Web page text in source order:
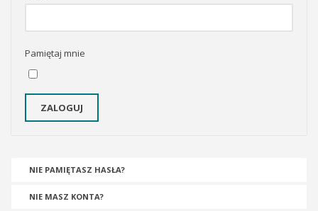
Pamiętaj mnie
ZALOGUJ
NIE PAMIĘTASZ HASŁA?
NIE MASZ KONTA?